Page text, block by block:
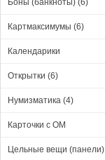
Боны (банкноты) (6)
Картмаксимумы (6)
Календарики
Открытки (6)
Нумизматика (4)
Карточки с ОМ
Цельные вещи (панели)